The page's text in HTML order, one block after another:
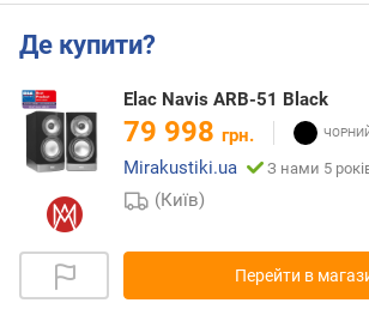
Де купити?
Elac Navis ARB-51 Black
79 998 грн.
Mirakustiki.ua
З нами 5
(Київ)
Перейти в